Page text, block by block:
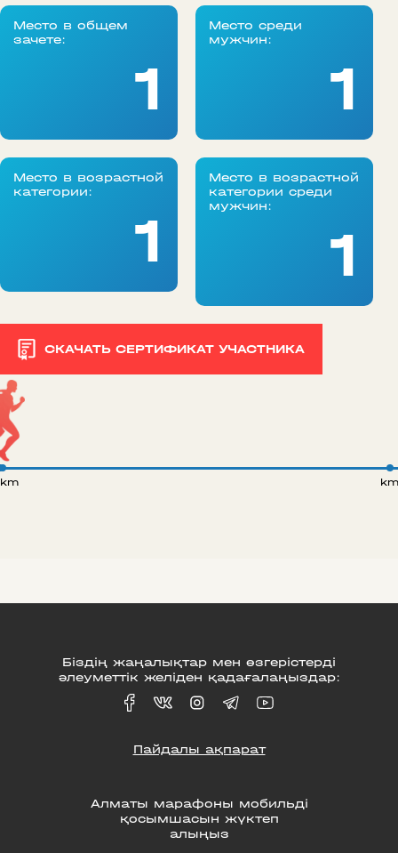
Место в общем
зачете:
1
Место среди
мужчин:
1
Место в возрастной
категории:
1
Место в возрастной
категории среди
мужчин:
1
СКАЧАТЬ СЕРТИФИКАТ УЧАСТНИКА
km
Алматы марафоны мобильді
қосымшасын жүктеп
алыңыз
Біздің жаңалықтар мен өзгерістерді
әлеуметтік желіден қадағалаңыздар:
Пайдалы ақпарат